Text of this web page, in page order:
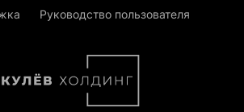
Руководство пользователя